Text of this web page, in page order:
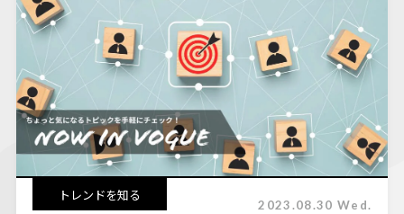
トレンドを知る
2023.08.30 Wed.